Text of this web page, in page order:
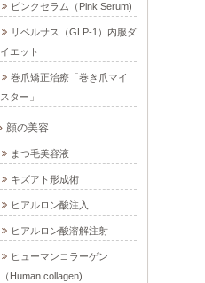
ピンクセラム（Pink Serum)
リベルサス（GLP-1）内服ダ
イエット
巻爪矯正治療「巻き爪マイ
スター」
顔の美容
まつ毛美容液
キズアト形成術
ヒアルロン酸注入
ヒアルロン酸溶解注射
ヒューマンコラーゲン
（Human collagen)